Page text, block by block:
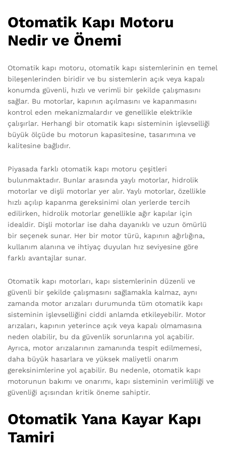
Otomatik Kapı Motoru
Nedir ve Önemi
Otomatik kapı motoru, otomatik kapı sistemlerinin en temel
bileşenlerinden biridir ve bu sistemlerin açık veya kapalı
konumda güvenli, hızlı ve verimli bir şekilde çalışmasını
sağlar. Bu motorlar, kapının açılmasını ve kapanmasını
kontrol eden mekanizmalardır ve genellikle elektrikle
çalışırlar. Herhangi bir otomatik kapı sisteminin işlevselliği
büyük ölçüde bu motorun kapasitesine, tasarımına ve
kalitesine bağlıdır.
Piyasada farklı otomatik kapı motoru çeşitleri
bulunmaktadır. Bunlar arasında yaylı motorlar, hidrolik
motorlar ve dişli motorlar yer alır. Yaylı motorlar, özellikle
hızlı açılıp kapanma gereksinimi olan yerlerde tercih
edilirken, hidrolik motorlar genellikle ağır kapılar için
idealdir. Dişli motorlar ise daha dayanıklı ve uzun ömürlü
bir seçenek sunar. Her bir motor türü, kapının ağırlığına,
kullanım alanına ve ihtiyaç duyulan hız seviyesine göre
farklı avantajlar sunar.
Otomatik kapı motorları, kapı sistemlerinin düzenli ve
güvenli bir şekilde çalışmasını sağlamakla kalmaz, aynı
zamanda motor arızaları durumunda tüm otomatik kapı
sisteminin işlevselliğini ciddi anlamda etkileyebilir. Motor
arızaları, kapının yeterince açık veya kapalı olmamasına
neden olabilir, bu da güvenlik sorunlarına yol açabilir.
Ayrıca, motor arızalarının zamanında tespit edilmemesi,
daha büyük hasarlara ve yüksek maliyetli onarım
gereksinimlerine yol açabilir. Bu nedenle, otomatik kapı
motorunun bakımı ve onarımı, kapı sisteminin verimliliği ve
güvenliği açısından kritik öneme sahiptir.
Otomatik Yana Kayar Kapı
Tamiri